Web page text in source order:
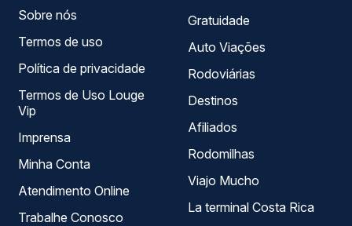
Sobre nós
Termos de uso
Política de privacidade
Termos de Uso Louge
Vip
Imprensa
Minha Conta
Atendimento Online
Trabalhe Conosco
Gratuidade
Auto Viações
Rodoviárias
Destinos
Afiliados
Rodomilhas
Viajo Mucho
La terminal Costa Rica